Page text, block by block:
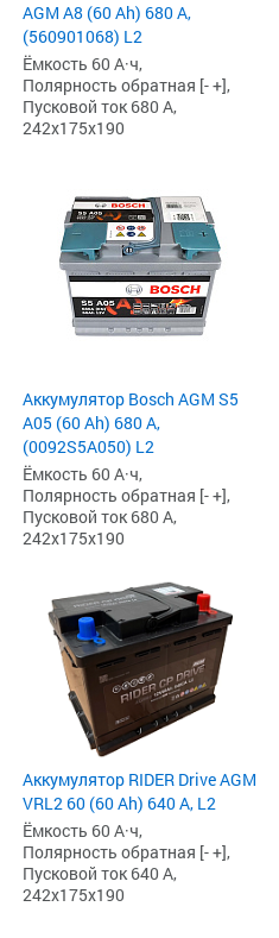
AGM A8 (60 Ah) 680 А,
(560901068) L2
Ёмкость 60 А·ч,
Полярность обратная [- +],
Пусковой ток 680 А,
242x175x190
Аккумулятор Bosch AGM S5
A05 (60 Ah) 680 А,
(0092S5A050) L2
Ёмкость 60 А·ч,
Полярность обратная [- +],
Пусковой ток 680 А,
242x175x190
Аккумулятор RIDER Drive AGM
VRL2 60 (60 Ah) 640 А, L2
Ёмкость 60 А·ч,
Полярность обратная [- +],
Пусковой ток 640 А,
242x175x190